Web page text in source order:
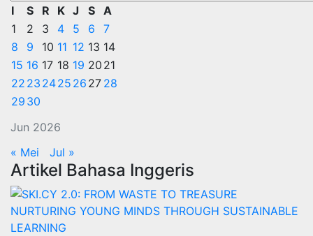
Jun 2026
I S R K J S A
1
2 3 4 5 6
7
8
9 10 11 12 13 14
15 16 17 18 19 20 21
22 23 2425 26 27 28
29 30
« Mei Jul »
Artikel Bahasa Inggeris